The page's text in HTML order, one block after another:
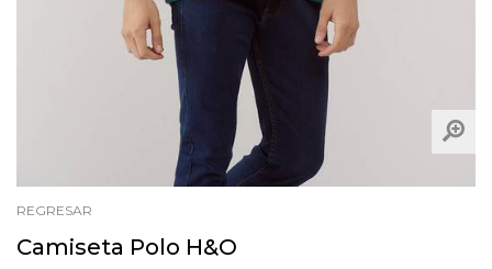
REGRESAR
Camiseta Polo H&O